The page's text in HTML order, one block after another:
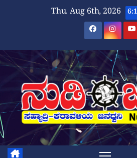
Thu. Aug 6th, 2026